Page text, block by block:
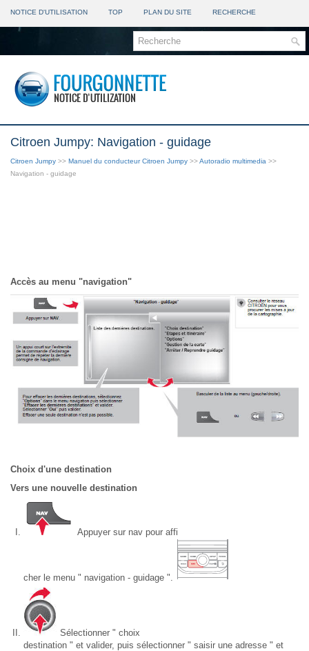
NOTICE D'UTILISATION TOP PLAN DU SITE RECHERCHE
Citroen Jumpy: Navigation - guidage
Citroen Jumpy >> Manuel du conducteur Citroen Jumpy >>Autoradio multimedia >>
Navigation - guidage
Accès au menu "navigation"
Choix d'une destination
Vers une nouvelle destination
Appuyer sur nav pour affi
cher le menu " navigation - guidage ".
Sélectionner " choix
destination " et valider, puis sélectionner " saisir une adresse " et